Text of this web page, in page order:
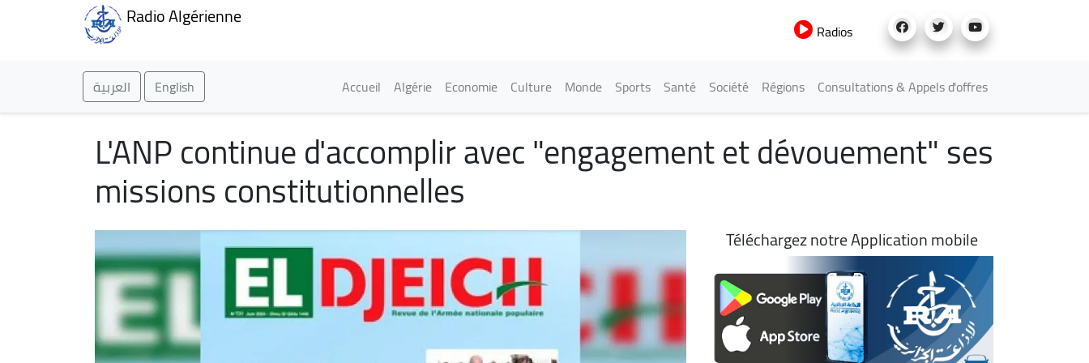
Radio Algérienne
Radios
العربية English Main navigation
Accueil Algérie Economie Culture Monde Sports Santé Société Régions Consultations & Appels d'offres
L'ANP continue d'accomplir avec "engagement et dévouement" ses
missions constitutionnelles
Téléchargez notre Application mobile